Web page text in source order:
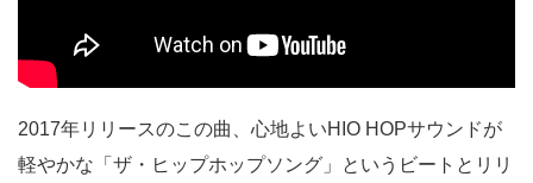
2017年リリースのこの曲、心地よいHIO HOPサウンドが
軽やかな「ザ・ヒップホップソング」というビートとリリ